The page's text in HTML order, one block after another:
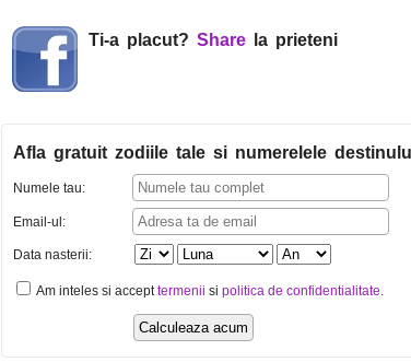
Ti-a placut? Share la prieteni
Afla gratuit zodiile tale si numerelele
Numele tau:
Email-ul:
Data nasterii:
Am inteles si accepttermenii si politica de confidentialitate.